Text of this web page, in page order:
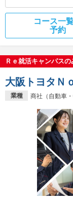
コース一
予約
Ｒｅ就活キャンパスの
業種 商社（自動車
大阪トヨタＮ